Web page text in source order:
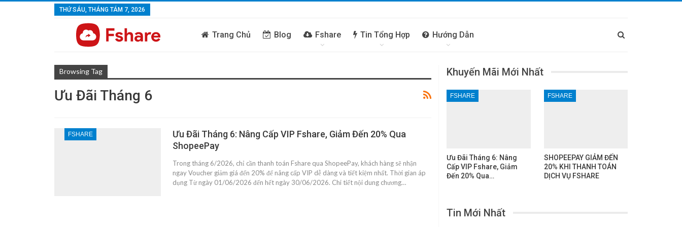
THỨ SÁU, THÁNG TÁM 7, 2026
Trang Chủ Blog Fshare Tin Tổng Hợp Hướng Dẫn
Browsing Tag
Ưu Đãi Tháng 6
FSHARE
Ưu Đãi Tháng 6: Nâng Cấp VIP Fshare, Giảm Đến 20% Qua
ShopeePay
Trong tháng 6/2026, chỉ cần thanh toán Fshare qua ShopeePay, khách hàng sẽ nhận
ngay Voucher giảm giá đến 20% để nâng cấp VIP dễ dàng và tiết kiệm nhất. Thời gian áp
dụng Từ ngày 01/06/2026 đến hết ngày 30/06/2026. Chi tiết nội dung chương…
Khuyến Mãi Mới Nhất
FSHARE
Ưu Đãi Tháng 6: Nâng
Cấp VIP Fshare, Giảm
Đến 20% Qua…
FSHARE
SHOPEEPAY GIẢM ĐẾN
20% KHI THANH TOÁN
DỊCH VỤ FSHARE
Tin Mới Nhất